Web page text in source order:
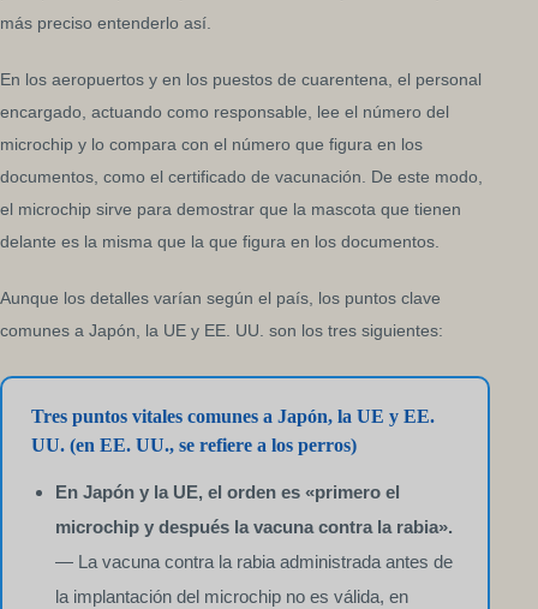
más preciso entenderlo así.
En los aeropuertos y en los puestos de cuarentena, el personal
encargado, actuando como responsable, lee el número del
microchip y lo compara con el número que figura en los
documentos, como el certificado de vacunación. De este modo,
el microchip sirve para demostrar que la mascota que tienen
delante es la misma que la que figura en los documentos.
Aunque los detalles varían según el país, los puntos clave
comunes a Japón, la UE y EE. UU. son los tres siguientes:
Tres puntos vitales comunes a Japón, la UE y EE.
UU. (en EE. UU., se refiere a los perros)
En Japón y la UE, el orden es «primero el
microchip y después la vacuna contra la rabia».
— La vacuna contra la rabia administrada antes de
la implantación del microchip no es válida, en